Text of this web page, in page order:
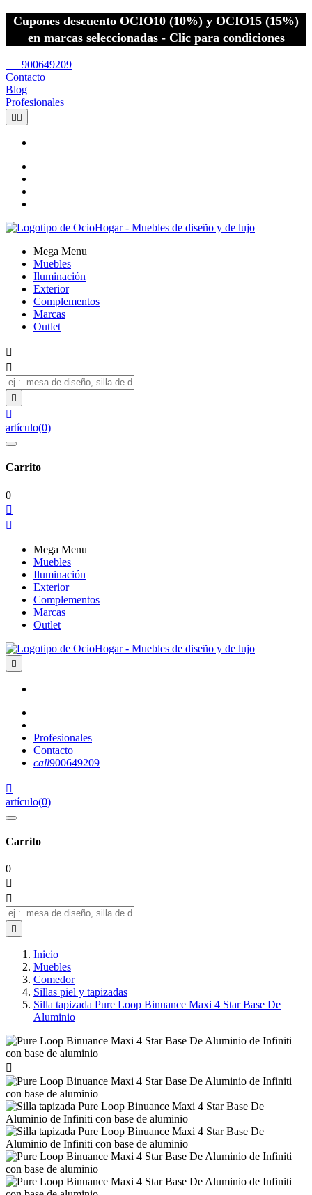
Cupones descuento OCIO10 (10%) y OCIO15 (15%)
en marcas seleccionadas - Clic para condiciones
900649209
Contacto
Blog
Profesionales
 
Mega Menu
Muebles
Iluminación
Exterior
Complementos
Marcas
Outlet




artículo(0)
Carrito
0


Mega Menu
Muebles
Iluminación
Exterior
Complementos
Marcas
Outlet

Profesionales
Contacto
call900649209

artículo(0)
Carrito
0



Inicio
Muebles
Comedor
Sillas piel y tapizadas
Silla tapizada Pure Loop Binuance Maxi 4 Star Base De
Aluminio
